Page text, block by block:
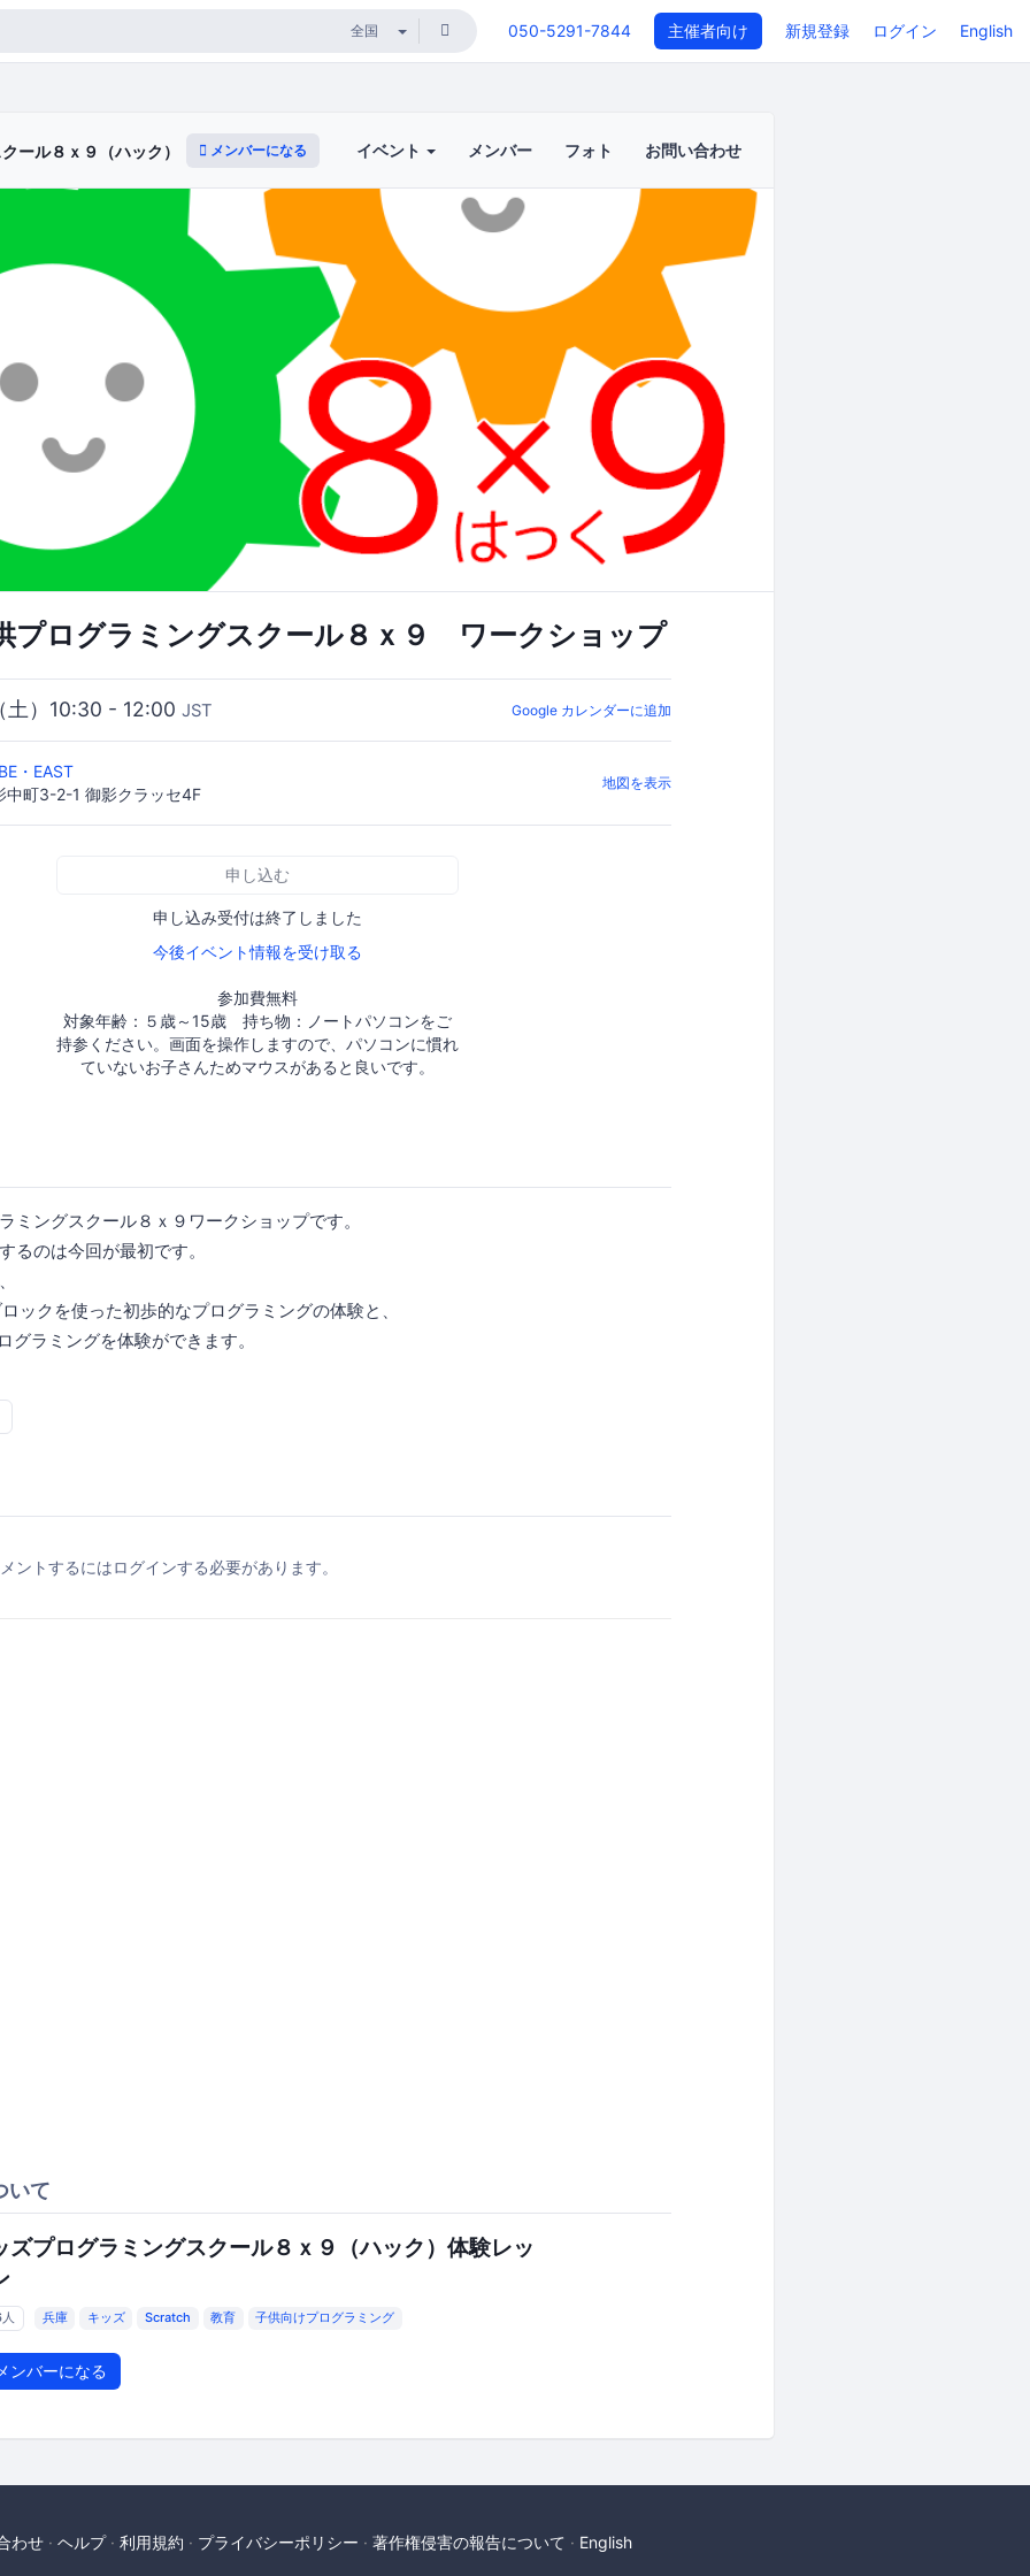
050-5291-7844 主催者向け 新規登録 ログイン English
ール８ｘ９（ハック）体験レッスン
メンバーになる イベント メンバー フォト お問い合わせ
ログラミングスクール８ｘ９ ワークショップ
土）10:30 - 12:00 JST Google カレンダーに追加
・EAST
中町3-2-1 御影クラッセ4F
地図を表示
申し込む
申し込み受付は終了しました
今後イベント情報を受け取る
参加費無料
対象年齢：５歳～15歳 持ち物：ノートパソコンをご
持参ください。画面を操作しますので、パソコンに慣れ
ていないお子さんためマウスがあると良いです。
ングスクール８ｘ９ワークショップです。
るのは今回が最初です。
ックを使った初歩的なプログラミングの体験と、
ラミングを体験ができます。
ントするにはログインする必要があります。
いて
ズプログラミングスクール８ｘ９（ハック）体験レッ
兵庫 キッズ Scratch 教育 子供向けプログラミング
メンバーになる
わせ ヘルプ 利用規約 プライバシーポリシー 著作権侵害の報告について English